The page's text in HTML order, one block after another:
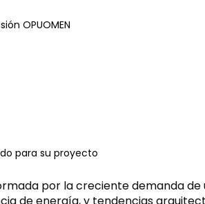
OPUOMEN
para su proyecto
por la creciente demanda de